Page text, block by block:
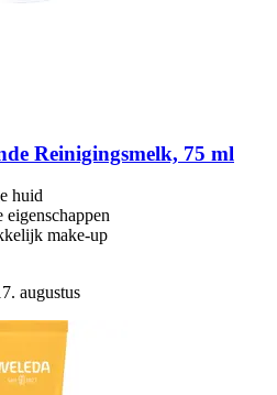
Reinigingsmelk, 75 ml
huid
eigenschappen
make-up
augustus